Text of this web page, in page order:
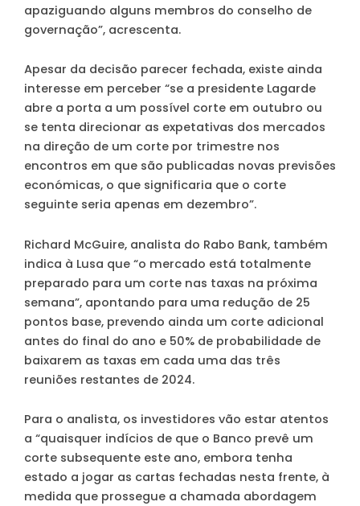
apaziguando alguns membros do conselho de
governação”, acrescenta.
Apesar da decisão parecer fechada, existe ainda
interesse em perceber “se a presidente Lagarde
abre a porta a um possível corte em outubro ou
se tenta direcionar as expetativas dos mercados
na direção de um corte por trimestre nos
encontros em que são publicadas novas previsões
económicas, o que significaria que o corte
seguinte seria apenas em dezembro”.
Richard McGuire, analista do Rabo Bank, também
indica à Lusa que “o mercado está totalmente
preparado para um corte nas taxas na próxima
semana”, apontando para uma redução de 25
pontos base, prevendo ainda um corte adicional
antes do final do ano e 50% de probabilidade de
baixarem as taxas em cada uma das três
reuniões restantes de 2024.
Para o analista, os investidores vão estar atentos
a “quaisquer indícios de que o Banco prevê um
corte subsequente este ano, embora tenha
estado a jogar as cartas fechadas nesta frente, à
medida que prossegue a chamada abordagem